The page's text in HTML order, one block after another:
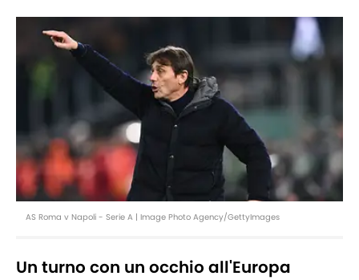
AS Roma v Napoli - Serie A | Image Photo Agency/GettyImages
Un turno con un occhio all'Europa